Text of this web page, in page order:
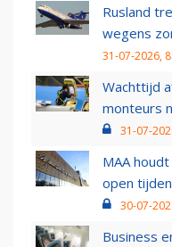
Rusland
wegens
31-07-2026,
Wachttijd
monteurs
31-07-
MAA
open
30-07-
Business